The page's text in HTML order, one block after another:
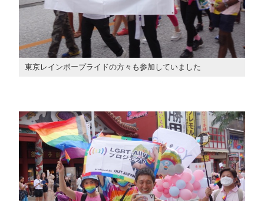
東京レインボープライドの方々も参加していました